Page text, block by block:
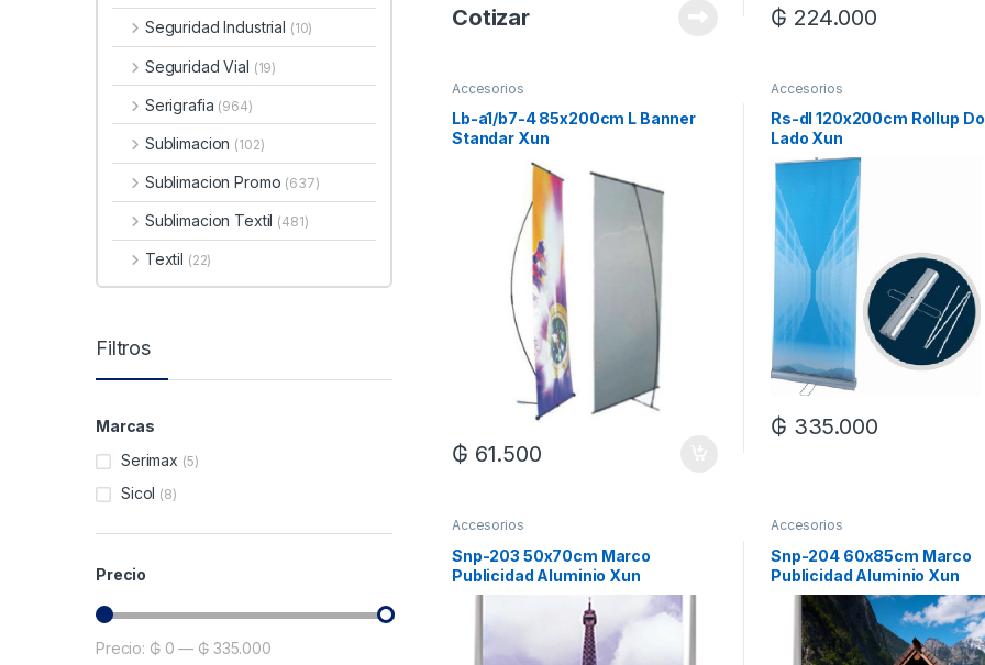
Cotizar ₲ 224.000
Accesorios
Lb-a1/b7-4 85x200cm L Banner
Standar Xun
₲ 61.500
Accesorios
Rs-dl 120x200cm Rollup
Lado Xun
₲ 335.000
Accesorios
Snp-203 50x70cm Marco
Publicidad Aluminio Xun
Accesorios
Snp-204 60x85cm Marco
Publicidad Aluminio Xun
Seguridad Industrial (10)
Seguridad Vial (19)
Serigrafia (964)
Sublimacion (102)
Sublimacion Promo (637)
Sublimacion Textil (481)
Textil (22)
Filtros
Marcas
Serimax (5)
Sicol (8)
Precio
Precio mínimo
Precio máximo
Precio: ₲ 0 — ₲ 335.000